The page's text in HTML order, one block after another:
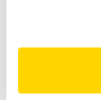
website niet